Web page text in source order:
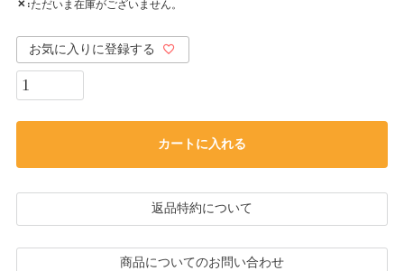
✕ ただいま在庫がございません。
お気に入りに登録する
カートに入れる
返品特約について
商品についてのお問い合わせ